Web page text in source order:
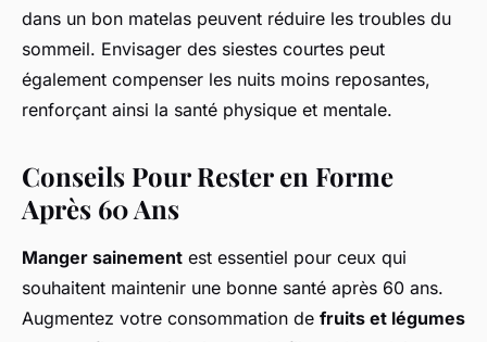
dans un bon matelas peuvent réduire les troubles du
sommeil. Envisager des siestes courtes peut
également compenser les nuits moins reposantes,
renforçant ainsi la santé physique et mentale.
Conseils Pour Rester en Forme
Après 60 Ans
Manger sainement est essentiel pour ceux qui
souhaitent maintenir une bonne santé après 60 ans.
Augmentez votre consommation de fruits et légumes